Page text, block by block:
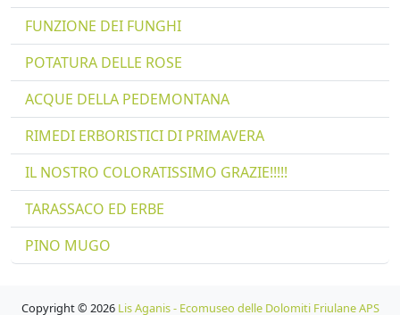
FUNZIONE DEI FUNGHI
POTATURA DELLE ROSE
ACQUE DELLA PEDEMONTANA
RIMEDI ERBORISTICI DI PRIMAVERA
IL NOSTRO COLORATISSIMO GRAZIE!!!!!
TARASSACO ED ERBE
PINO MUGO
Copyright © 2026 Lis Aganis - Ecomuseo delle Dolomiti Friulane APS